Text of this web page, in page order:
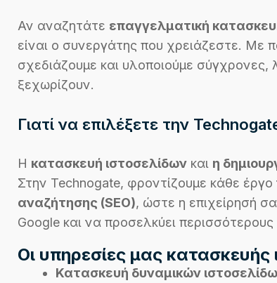
Αν αναζητάτε επαγγελματική
είναι ο συνεργάτης που χρειάζεστε. Με
σχεδιάζουμε και υλοποιούμε σύγχρονες,
ξεχωρίζουν.
Γιατί να επιλέξετε την
Η κατασκευή ιστοσελίδωνκαι η
Στην Technogate, φροντίζουμε κάθε έργο
αναζήτησης (SEO), ώστε η επιχείρησή
Google και να προσελκύει
Οι υπηρεσίες μας
Κατασκευή δυναμικών